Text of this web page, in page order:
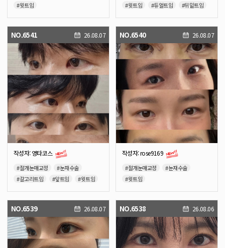
#윗트임
#윗트임
#듀얼트임
#뒤밑트임
#뒤트임
#밑트임
NO.6541 26.08.07
작성자: 영타코스
#절개눈매교정
#눈재수술
#갈고리트임
#앞트임
#윗트임
#듀얼트임
#뒤밑트임
#뒤트임
#밑트임
NO.6540 26.08.07
작성자: rose9169
#절개눈매교정
#눈재수술
#윗트임
NO.6539 26.08.07 NO.6538 26.08.06